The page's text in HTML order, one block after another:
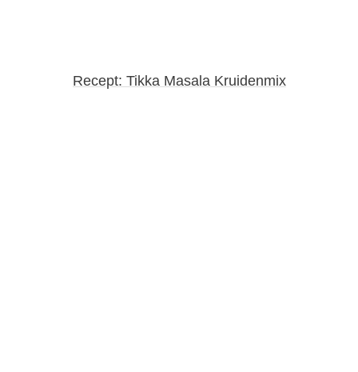
Recept: Tikka Masala Kruidenmix